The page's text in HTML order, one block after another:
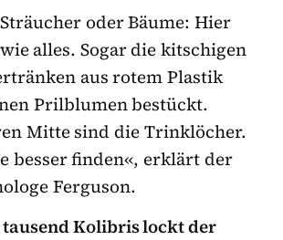
oder Bäume: Hier
alles. Sogar die kitschigen
aus rotem Plastik
Prilblumen bestückt.
Mitte sind die Trinklöcher.
besser finden«, erklärt der
Ferguson.
Kolibris lockt der